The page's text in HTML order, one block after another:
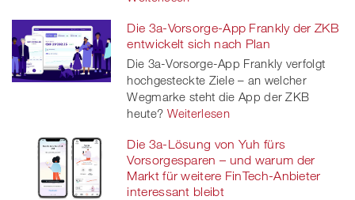
Die 3a-Vorsorge-App Frankly der ZKB
entwickelt sich nach Plan
Die 3a-Vorsorge-App Frankly verfolgt
hochgesteckte Ziele – an welcher
Wegmarke steht die App der ZKB
heute? Weiterlesen
Die 3a-Lösung von Yuh fürs
Vorsorgesparen – und warum der
Markt für weitere FinTech-Anbieter
interessant bleibt